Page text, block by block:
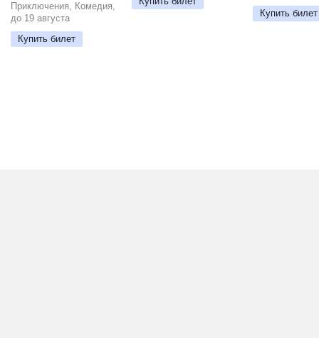
Приключения, Комедия,
до 19 августа
Купить билет
Купить билет